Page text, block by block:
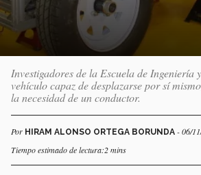
Investigadores de la Escuela de Ingeniería
vehículo capaz de desplazarse por sí
la necesidad de un conductor.
Por HIRAM ALONSO ORTEGA BORUNDA - 06/
Tiempo estimado de lectura:2 mins